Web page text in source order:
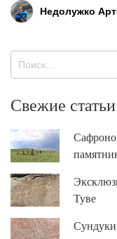
Недолужко
Свежие статьи
Туве